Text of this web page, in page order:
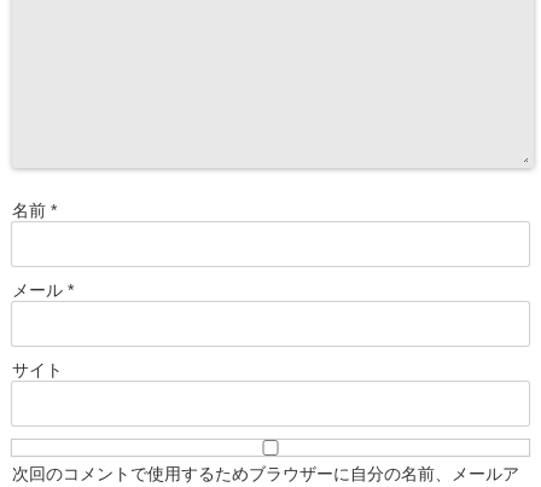
名前 *
メール *
サイト
次回のコメントで使用するためブラウザーに自分の名前、メールア